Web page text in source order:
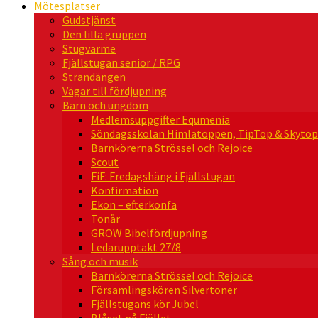
Mötesplatser
Gudstjänst
Den lilla gruppen
Stugvärme
Fjällstugan senior / RPG
Strandängen
Vägar till fördjupning
Barn och ungdom
Medlemsuppgifter Equmenia
Söndagsskolan Himlatoppen, TipTop &
Barnkörerna Strössel och Rejoice
Scout
FiF: Fredagshäng i Fjällstugan
Konfirmation
Ekon – efterkonfa
Tonår
GROW Bibelfördjupning
Ledarupptakt 27/8
Sång och musik
Barnkörerna Strössel och Rejoice
Församlingskören Silvertoner
Fjällstugans kör Jubel